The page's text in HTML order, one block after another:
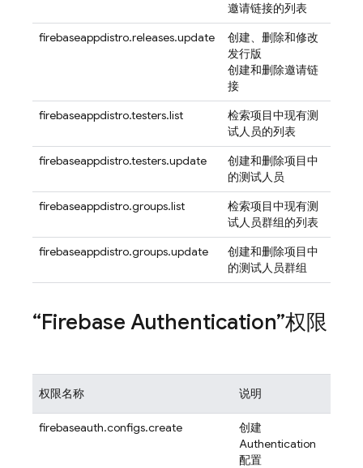
邀请链接的列表
firebaseappdistro.releases.update
创建、删除和修改
发行版
创建和删除邀请链
接
firebaseappdistro.testers.list
检索项目中现有测
试人员的列表
firebaseappdistro.testers.update
创建和删除项目中
的测试人员
firebaseappdistro.groups.list
检索项目中现有测
试人员群组的列表
firebaseappdistro.groups.update
创建和删除项目中
的测试人员群组
“Firebase Authentication”权限
权限名称 说明
firebaseauth.configs.create
创建
Authentication
配置